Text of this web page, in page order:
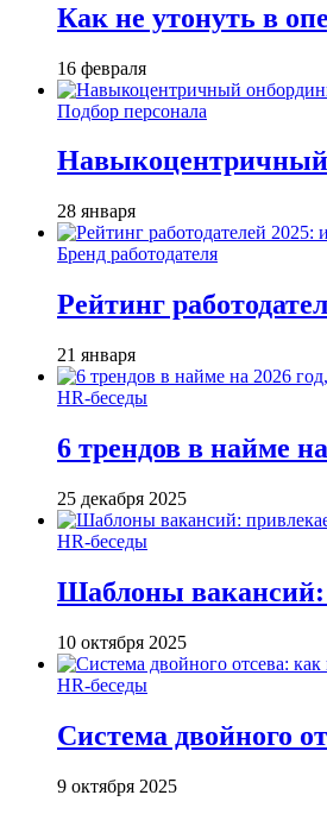
Как не утонуть в
16 февраля
Подбор персонала
Навыкоцентричный
28 января
Бренд работодателя
Рейтинг
21 января
HR-беседы
6 трендов в найме
25 декабря 2025
HR-беседы
Шаблоны вакансий:
10 октября 2025
HR-беседы
Система двойного
9 октября 2025